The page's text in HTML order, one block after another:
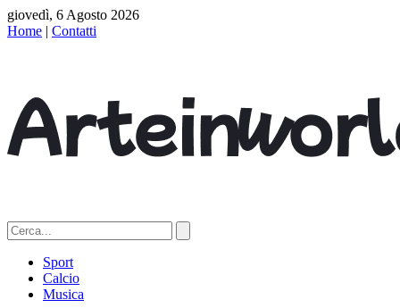
giovedì, 6 Agosto 2026
Home | Contatti
Sport
Calcio
Musica